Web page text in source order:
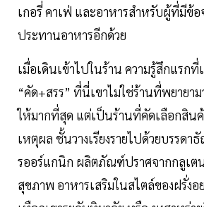
เกอรี่ คาเฟ่ และอาหารสำหรับผู้ที่มีข้อ
ประทานอาหารอีกด้วย
เมื่อเดินเข้าไปในร้าน ความรู้สึกแรกที่
“คัด+สรร” ที่นี่เขาไม่ใช่ร้านที่พยายา
ให้มากที่สุด แต่เป็นร้านที่คัดเลือกสินค้
เหตุผล ชั้นวางเรียงรายไปด้วยบรรด
รออร์แกนิก ผลิตภัณฑ์ปราศจากกลูเต
สุขภาพ อาหารเสริมในสไตล์ของฝรั่งอ